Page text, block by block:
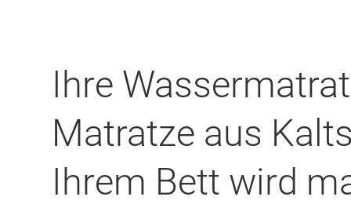
Ihre
Matratze aus
Ihrem Bett wird